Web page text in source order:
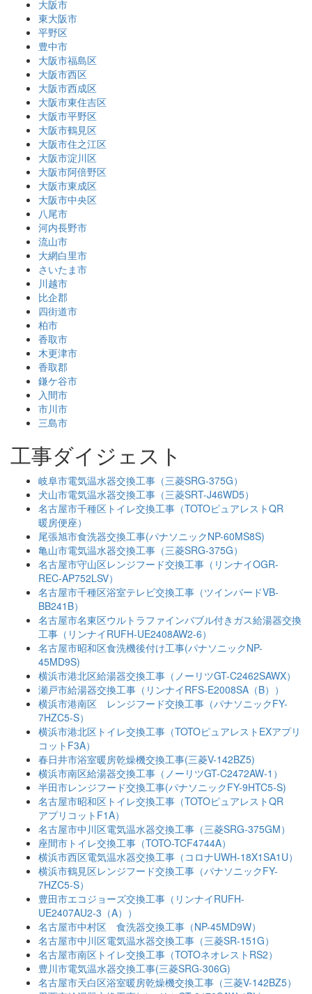
大阪市
東大阪市
平野区
豊中市
大阪市福島区
大阪市西区
大阪市西成区
大阪市東住吉区
大阪市平野区
大阪市鶴見区
大阪市住之江区
大阪市淀川区
大阪市阿倍野区
大阪市東成区
大阪市中央区
八尾市
河内長野市
流山市
大網白里市
さいたま市
川越市
比企郡
四街道市
柏市
香取市
木更津市
香取郡
鎌ケ谷市
入間市
市川市
三島市
工事ダイジェスト
岐阜市電気温水器交換工事（三菱SRG-375G）
犬山市電気温水器交換工事（三菱SRT-J46WD5）
名古屋市千種区トイレ交換工事（TOTOピュアレストQR
暖房便座）
尾張旭市食洗器交換工事(パナソニックNP-60MS8S)
亀山市電気温水器交換工事（三菱SRG-375G）
名古屋市守山区レンジフード交換工事（リンナイOGR-
REC-AP752LSV）
名古屋市千種区浴室テレビ交換工事（ツインバードVB-
BB241B）
名古屋市名東区ウルトラファインバブル付きガス給湯器交換
工事（リンナイRUFH-UE2408AW2-6）
名古屋市昭和区食洗機後付け工事(パナソニックNP-
45MD9S)
横浜市港北区給湯器交換工事（ノーリツGT-C2462SAWX）
瀬戸市給湯器交換工事（リンナイRFS-E2008SA（B））
横浜市港南区 レンジフード交換工事（パナソニックFY-
7HZC5-S）
横浜市港北区トイレ交換工事（TOTOピュアレストEXアプリ
コットF3A）
春日井市浴室暖房乾燥機交換工事(三菱V-142BZ5)
横浜市南区給湯器交換工事（ノーリツGT-C2472AW-1）
半田市レンジフード交換工事(パナソニックFY-9HTC5-S)
名古屋市昭和区トイレ交換工事（TOTOピュアレストQR
アプリコットF1A）
名古屋市中川区電気温水器交換工事（三菱SRG-375GM）
座間市トイレ交換工事（TOTO-TCF4744A）
横浜市西区電気温水器交換工事（コロナUWH-18X1SA1U）
横浜市鶴見区レンジフード交換工事（パナソニックFY-
7HZC5-S）
豊田市エコジョーズ交換工事（リンナイRUFH-
UE2407AU2-3（A））
名古屋市中村区 食洗器交換工事（NP-45MD9W）
名古屋市中川区電気温水器交換工事（三菱SR-151G）
名古屋市南区トイレ交換工事（TOTOネオレストRS2）
豊川市電気温水器交換工事(三菱SRG-306G)
名古屋市天白区浴室暖房乾燥機交換工事（三菱V-142BZ5）